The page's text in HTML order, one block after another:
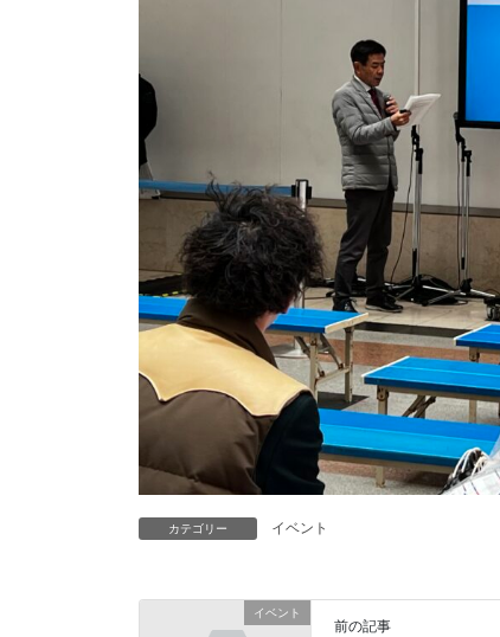
カテゴリー イベント
イベント
前の記事